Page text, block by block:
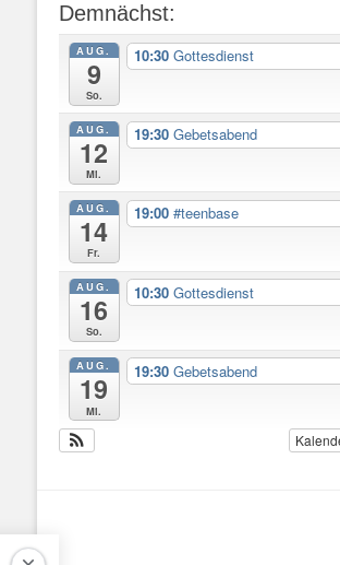
Demnächst:
AUG.
9
So.
10:30 Gottesdienst
AUG.
12
Mi.
19:30 Gebetsabend
AUG.
14
Fr.
19:00 #teenbase
AUG.
16
So.
10:30 Gottesdienst
AUG.
19
Mi.
19:30 Gebetsabend